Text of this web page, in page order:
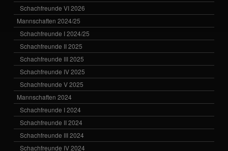
Schachfreunde VI 2026
Mannschaften 2024/25
Schachfreunde I 2024/25
Schachfreunde II 2025
Schachfreunde III 2025
Schachfreunde IV 2025
Schachfreunde V 2025
Mannschaften 2024
Schachfreunde I 2024
Schachfreunde II 2024
Schachfreunde III 2024
Schachfreunde IV 2024